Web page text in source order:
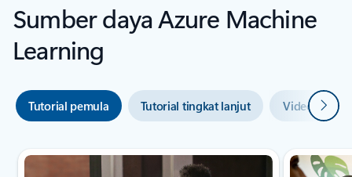
Sumber daya Azure Machine
Learning
Tutorial pemula Tutorial tingkat lanjut Video